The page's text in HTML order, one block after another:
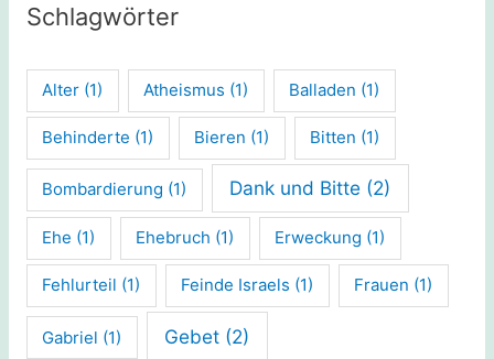
Schlagwörter
Alter (1) Atheismus (1) Balladen (1)
Behinderte (1) Bieren (1) Bitten (1)
Bombardierung (1) Dank und Bitte (2)
Ehe (1) Ehebruch (1) Erweckung (1)
Fehlurteil (1) Feinde Israels (1) Frauen (1)
Gabriel (1) Gebet (2)